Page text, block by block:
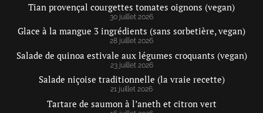
Tian provençal courgettes tomates oignons (vegan)
30 juillet 2026
Glace à la mangue 3 ingrédients (sans sorbetière, vegan)
28 juillet 2026
Salade de quinoa estivale aux légumes croquants (vegan)
23 juillet 2026
Salade niçoise traditionnelle (la vraie recette)
21 juillet 2026
Tartare de saumon à l’aneth et citron vert